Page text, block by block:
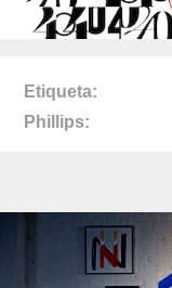
Etiqueta
Phillips